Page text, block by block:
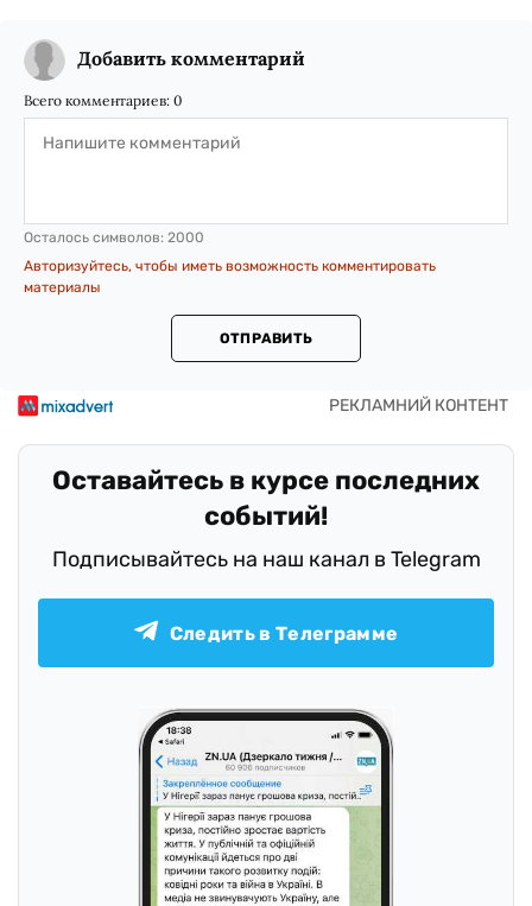
Добавить комментарий
Всего комментариев: 0
Осталось символов: 2000
Авторизуйтесь, чтобы иметь возможность комментировать
материалы
ОТПРАВИТЬ
Оставайтесь в курсе последних
событий!
Подписывайтесь на наш канал в Telegram
Следить в Телеграмме